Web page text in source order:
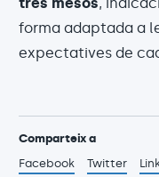
tres mesos,
forma adaptada a
expectatives de
Comparteix a
Facebook
Twitter